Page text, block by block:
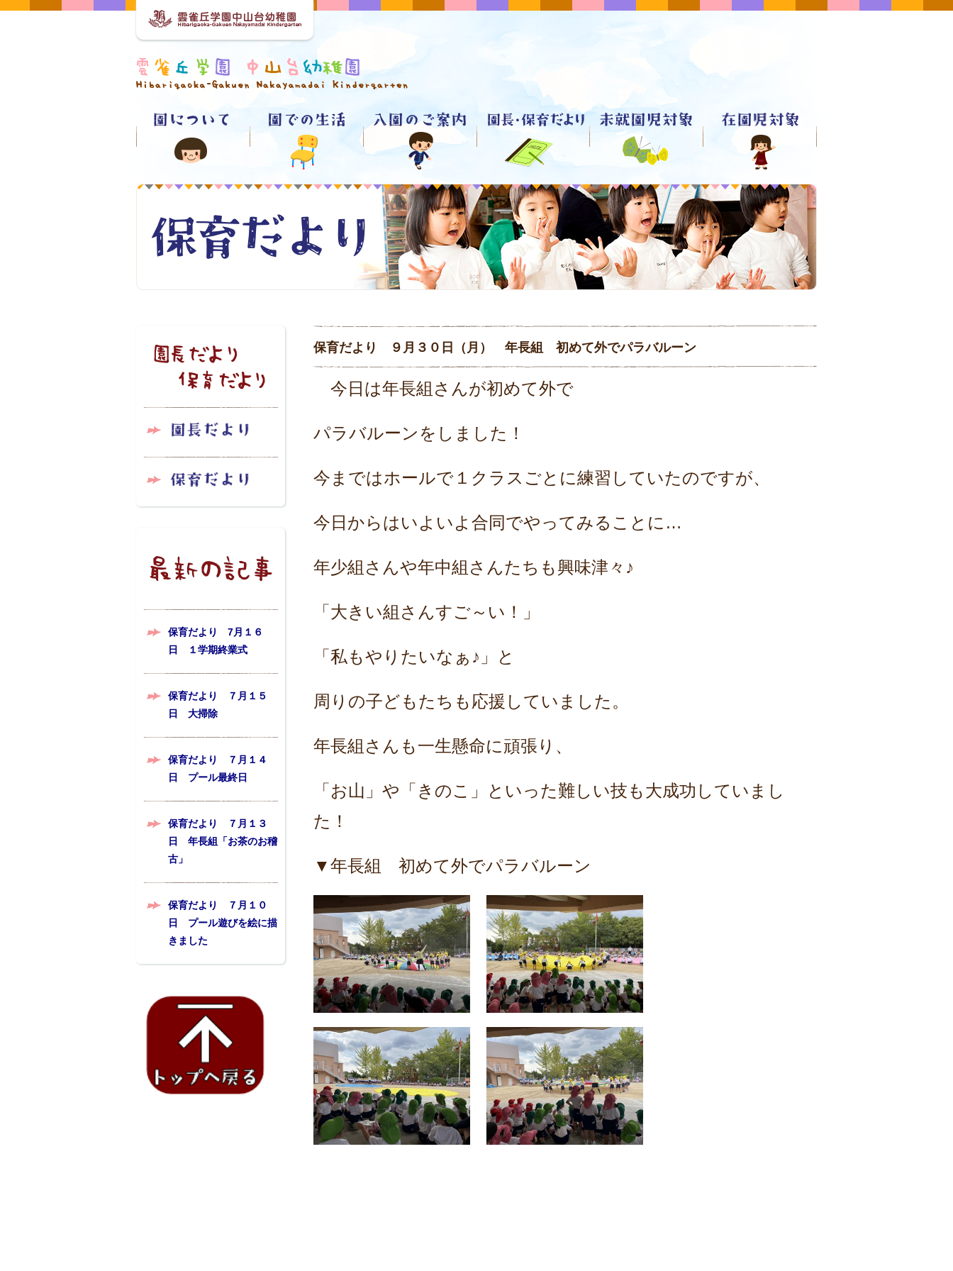
保育だより 7月１６
日 １学期終業式
保育だより ７月１５
日 大掃除
保育だより ７月１４
日 プール最終日
保育だより ７月１３
日 年長組「お茶のお稽
古」
保育だより ７月１０
日 プール遊びを絵に描
きました
保育だより ９月３０日（月） 年長組 初めて外でパラバルーン
今日は年長組さんが初めて外で
パラバルーンをしました！
今まではホールで１クラスごとに練習していたのですが、
今日からはいよいよ合同でやってみることに…
年少組さんや年中組さんたちも興味津々♪
「大きい組さんすご～い！」
「私もやりたいなぁ♪」と
周りの子どもたちも応援していました。
年長組さんも一生懸命に頑張り、
「お山」や「きのこ」といった難しい技も大成功していまし
た！
▼年長組 初めて外でパラバルーン